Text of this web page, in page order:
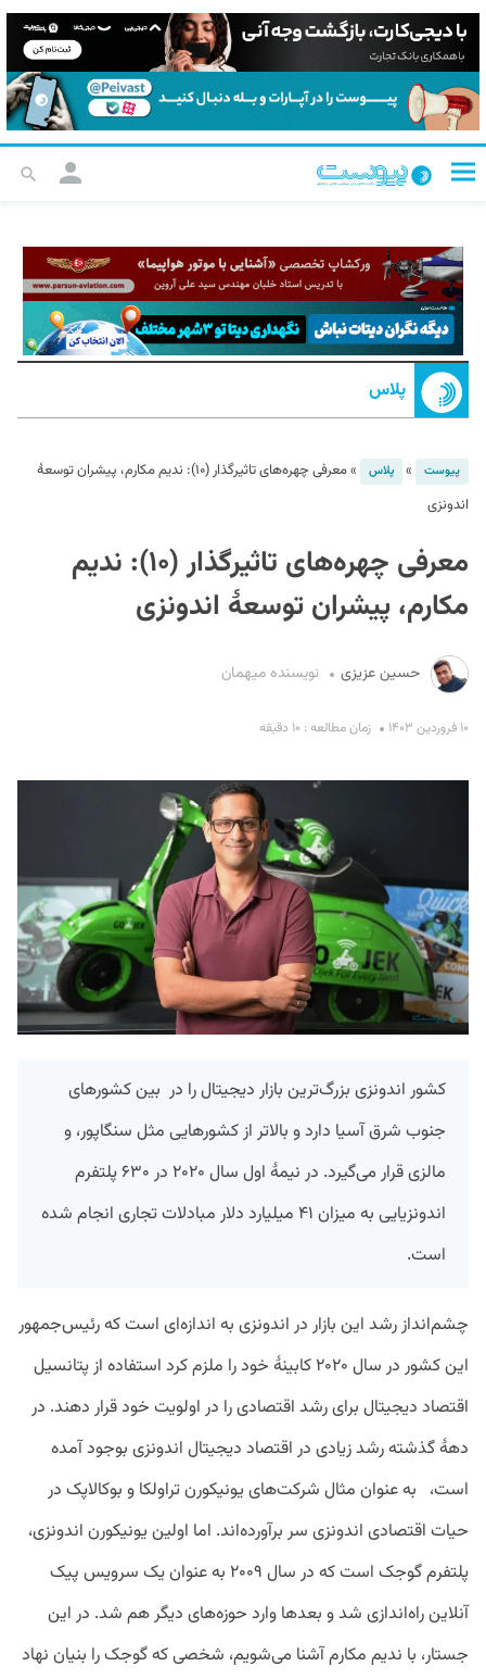
پلاس
پیوست » پلاس »
معرفی چهره‌های تاثیرگذار (۱۰): ندیم مکارم، پیشران توسعۀ
اندونزی
معرفی چهره‌های تاثیرگذار (۱۰): ندیم
مکارم، پیشران توسعۀ اندونزی
حسین عزیزی نویسنده میهمان
۱۰ فروردین ۱۴۰۳ زمان مطالعه : ۱۰ دقیقه
کشور اندونزی بزرگ‌ترین بازار دیجیتال را در بین کشور‌های
جنوب شرق آسیا دارد و بالاتر از کشور‌هایی مثل سنگاپور، و
مالزی قرار می‌گیرد. در نیمۀ اول سال ۲۰۲۰ در ۶۳۰ پلتفرم
اندونزیایی به میزان ۴۱ میلیارد دلار مبادلات تجاری انجام شده
است.
چشم‌انداز رشد این بازار در اندونزی به اندازه‌ای است که رئیس‌جمهور
این کشور در سال ۲۰۲۰ کابینۀ خود را ملزم کرد استفاده از پتانسیل
اقتصاد دیجیتال برای رشد اقتصادی را در اولویت خود قرار دهند. در
دهۀ گذشته رشد زیادی در اقتصاد دیجیتال اندونزی بوجود آمده
است، به عنوان مثال شرکت‌های یونیکورن تراولکا و بوکالاپک در
حیات اقتصادی اندونزی سر برآورده‌اند. اما اولین یونیکورن اندونزی،
پلتفرم گوجک است که در سال ۲۰۰۹ به عنوان یک سرویس پیک
آنلاین راه‌اندازی شد و بعد‌ها وارد حوزه‌های دیگر هم شد. در این
جستار، با ندیم مکارم آشنا می‌شویم، شخصی که گوجک را بنیان نهاد